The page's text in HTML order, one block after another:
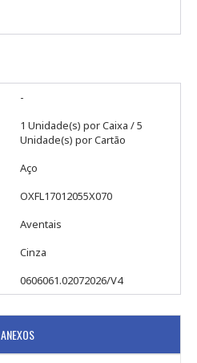
-
1 Unidade(s) por Caixa / 5
Unidade(s) por Cartão
Aço
OXFL17012055X070
Aventais
Cinza
0606061.02072026/V4
ANEXOS